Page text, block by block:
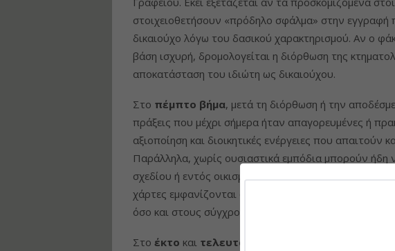
στοιχειοθετήσουν «πρόδηλο σφάλμα» στην εγγραφή
δικαιούχο λόγω του δασικού χαρακτηρισμού. Αν ο
βάση ισχυρή, δρομολογείται η διόρθωση της
αποκατάσταση του ιδιώτη ως δικαιούχου.
Στο πέμπτο βήμα, μετά τη διόρθωση ή την
πράξεις που μέχρι σήμερα ήταν απαγορευμένες ή
αξιοποίηση και διοικητικές ενέργειες που απαιτούν
Παράλληλα, χωρίς ουσιαστικά εμπόδια μπορούν ήδη
σχεδίου ή εντός οικισμών, καθώς και αγροτεμάχια
χάρτες εμφανίζονται ως «άλλης μορφής έκταση»
όσο και στους σύγχρονους ορθοφωτοχάρτες.
Στο έκτο και τελευταίο